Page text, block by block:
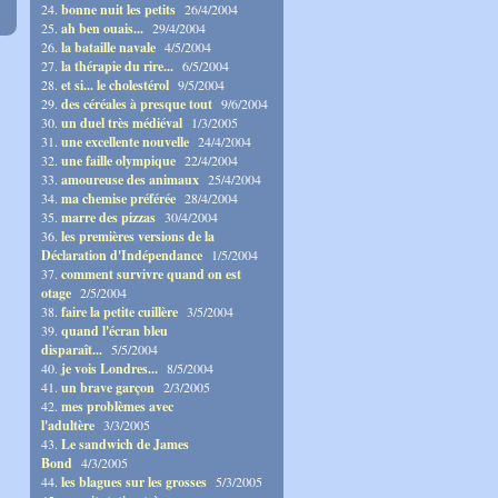
24. bonne nuit les petits 26/4/2004
25. ah ben ouais... 29/4/2004
26. la bataille navale 4/5/2004
27. la thérapie du rire... 6/5/2004
28. et si... le cholestérol 9/5/2004
29. des céréales à presque tout 9/6/2004
30. un duel très médiéval 1/3/2005
31. une excellente nouvelle 24/4/2004
32. une faille olympique 22/4/2004
33. amoureuse des animaux 25/4/2004
34. ma chemise préférée 28/4/2004
35. marre des pizzas 30/4/2004
36. les premières versions de la
Déclaration d'Indépendance 1/5/2004
37. comment survivre quand on est
otage 2/5/2004
38. faire la petite cuillère 3/5/2004
39. quand l'écran bleu
disparaît... 5/5/2004
40. je vois Londres... 8/5/2004
41. un brave garçon 2/3/2005
42. mes problèmes avec
l'adultère 3/3/2005
43. Le sandwich de James
Bond 4/3/2005
44. les blagues sur les grosses 5/3/2005